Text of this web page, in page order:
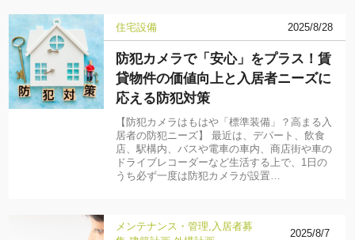
住宅設備 2025/8/28
防犯カメラで「安心」をプラス！賃
貸物件の価値向上と入居者ニーズに
応える防犯対策
【防犯カメラはもはや「標準装備」？高まる入
居者の防犯ニーズ】 最近は、デパート、飲食
店、駅構内、バスや電車の車内、商店街や車の
ドライブレコーダーなど生活する上で、1日の
うち必ず一度は防犯カメラが設置…
メンテナンス・管理 入居者募
2025/8/7